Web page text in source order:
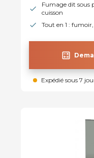
Fumage dit sous
cuisson
Tout en 1 :
calculate
Expédié sous 7